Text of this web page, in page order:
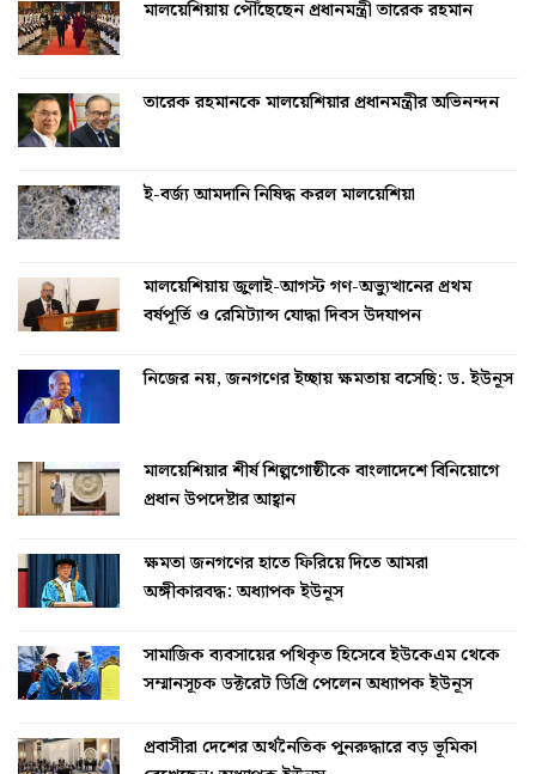
মালয়েশিয়ায় পৌঁছেছেন প্রধানমন্ত্রী তারেক রহমান
তারেক রহমানকে মালয়েশিয়ার প্রধানমন্ত্রীর অভিনন্দন
ই-বর্জ্য আমদানি নিষিদ্ধ করল মালয়েশিয়া
মালয়েশিয়ায় জুলাই-আগস্ট গণ-অভ্যুত্থানের প্রথম
বর্ষপূর্তি ও রেমিট্যান্স যোদ্ধা দিবস উদযাপন
নিজের নয়, জনগণের ইচ্ছায় ক্ষমতায় বসেছি: ড. ইউনূস
মালয়েশিয়ার শীর্ষ শিল্পগোষ্ঠীকে বাংলাদেশে বিনিয়োগে
প্রধান উপদেষ্টার আহ্বান
ক্ষমতা জনগণের হাতে ফিরিয়ে দিতে আমরা
অঙ্গীকারবদ্ধ: অধ্যাপক ইউনূস
সামাজিক ব্যবসায়ের পথিকৃত হিসেবে ইউকেএম থেকে
সম্মানসূচক ডক্টরেট ডিগ্রি পেলেন অধ্যাপক ইউনূস
প্রবাসীরা দেশের অর্থনৈতিক পুনরুদ্ধারে বড় ভূমিকা